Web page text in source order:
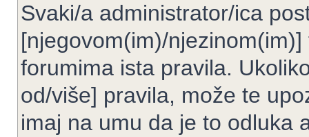
Svaki/a administrator/ica
[njegovom(im)/
forumima ista pravila.
od/više] pravila, može te
imaj na umu da je to odluka